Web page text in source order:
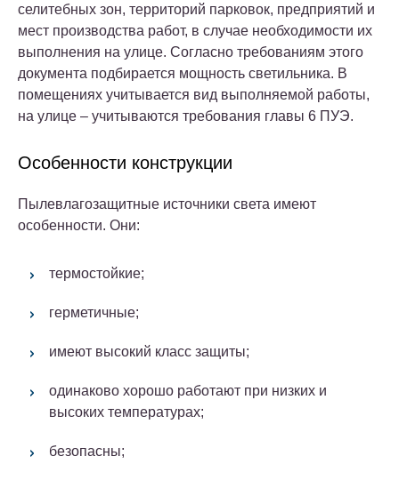
селитебных зон, территорий парковок, предприятий и
мест производства работ, в случае необходимости их
выполнения на улице. Согласно требованиям этого
документа подбирается мощность светильника. В
помещениях учитывается вид выполняемой работы,
на улице – учитываются требования главы 6 ПУЭ.
Особенности конструкции
Пылевлагозащитные источники света имеют
особенности. Они:
термостойкие;
герметичные;
имеют высокий класс защиты;
одинаково хорошо работают при низких и
высоких температурах;
безопасны;